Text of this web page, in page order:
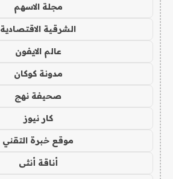
مجلة الاسهم
الشرقية الاقتصادية
عالم الايفون
مدونة كوكان
صحيفة نهج
كار نيوز
موقع خبرة التقني
أناقة أنثى